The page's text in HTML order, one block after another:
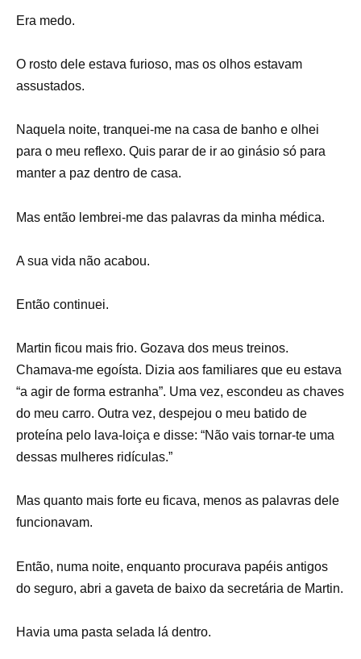
Era medo.
O rosto dele estava furioso, mas os olhos estavam
assustados.
Naquela noite, tranquei-me na casa de banho e olhei
para o meu reflexo. Quis parar de ir ao ginásio só para
manter a paz dentro de casa.
Mas então lembrei-me das palavras da minha médica.
A sua vida não acabou.
Então continuei.
Martin ficou mais frio. Gozava dos meus treinos.
Chamava-me egoísta. Dizia aos familiares que eu estava
“a agir de forma estranha”. Uma vez, escondeu as chaves
do meu carro. Outra vez, despejou o meu batido de
proteína pelo lava-loiça e disse: “Não vais tornar-te uma
dessas mulheres ridículas.”
Mas quanto mais forte eu ficava, menos as palavras dele
funcionavam.
Então, numa noite, enquanto procurava papéis antigos
do seguro, abri a gaveta de baixo da secretária de Martin.
Havia uma pasta selada lá dentro.